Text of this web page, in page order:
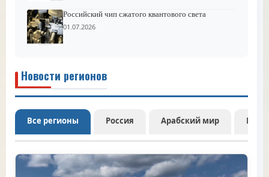
Российский чип сжатого квантового света
01.07.2026
Новости регионов
Все регионы Россия Арабский мир